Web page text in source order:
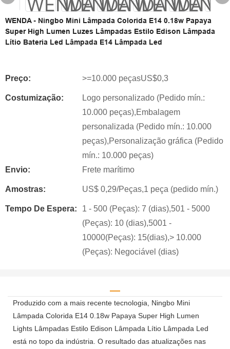
WENDA - Ningbo Mini Lâmpada Colorida E14 0.18w Papaya
Super High Lumen Luzes Lâmpadas Estilo Edison Lâmpada
Lítio Bateria Led Lâmpada E14 Lâmpada Led
Preço: >=10.000 peçasUS$0,3
Costumização:
Logo personalizado (Pedido mín.:
10.000 peças),Embalagem
personalizada (Pedido mín.: 10.000
peças),Personalização gráfica (Pedido
mín.: 10.000 peças)
Envio:
Frete marítimo
Amostras: US$ 0,29/Peças,1 peça (pedido mín.)
Tempo De Espera:
1 - 500 (Peças): 7 (dias),501 - 5000
(Peças): 10 (dias),5001 -
10000(Peças): 15(dias),> 10.000
(Peças): Negociável (dias)
Produzido com a mais recente tecnologia, Ningbo Mini
Lâmpada Colorida E14 0.18w Papaya Super High Lumen
Lights Lâmpadas Estilo Edison Lâmpada Lítio Lâmpada Led
está no topo da indústria. O resultado das atualizações nas